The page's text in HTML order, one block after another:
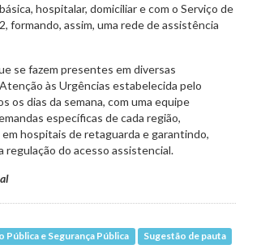
hospitalar, domiciliar e com o Serviço de
formando, assim, uma rede de assistência
se fazem presentes em diversas
às Urgências estabelecida pelo
dias da semana, com uma equipe
específicas de cada região,
hospitais de retaguarda e garantindo,
regulação do acesso assistencial.
Pública e Segurança Pública Sugestão de pauta